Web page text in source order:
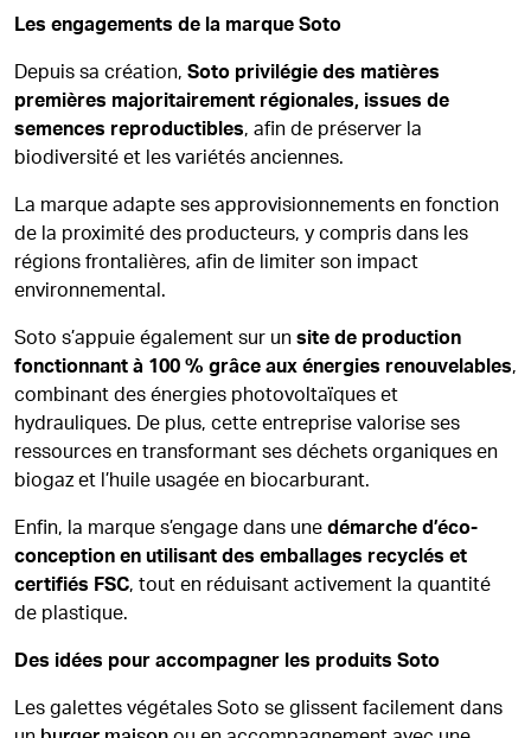
Les engagements de la marque Soto
Depuis sa création, Soto privilégie des matières
premières majoritairement régionales, issues de
semences reproductibles, afin de préserver la
biodiversité et les variétés anciennes.
La marque adapte ses approvisionnements en fonction
de la proximité des producteurs, y compris dans les
régions frontalières, afin de limiter son impact
environnemental.
Soto s’appuie également sur un site de production
fonctionnant à 100 % grâce aux énergies renouvelables,
combinant des énergies photovoltaïques et
hydrauliques. De plus, cette entreprise valorise ses
ressources en transformant ses déchets organiques en
biogaz et l’huile usagée en biocarburant.
Enfin, la marque s’engage dans une démarche d’éco-
conception en utilisant des emballages recyclés et
certifiés FSC, tout en réduisant activement la quantité
de plastique.
Des idées pour accompagner les produits Soto
Les galettes végétales Soto se glissent facilement dans